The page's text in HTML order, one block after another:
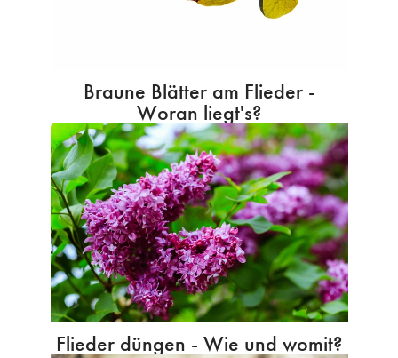
Braune Blätter am Flieder -
Woran liegt's?
Flieder düngen - Wie und womit?